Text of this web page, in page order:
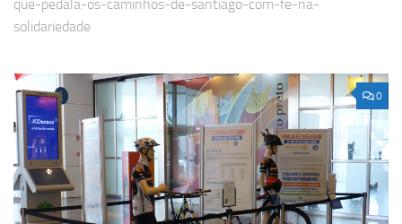
que-pedala-os-caminhos-de-santiago-com-fe-na-
solidariedade
0